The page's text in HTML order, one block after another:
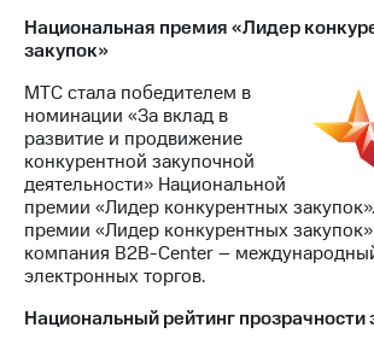
Национальная премия «Лидер
закупок»
МТС стала победителем в
номинации «За вклад в
развитие и продвижение
конкурентной закупочной
деятельности» Национальной
премии «Лидер конкурентных
премии «Лидер конкурентных закупок»
компания B2B-Center –
электронных торгов.
Национальный рейтинг прозрачности